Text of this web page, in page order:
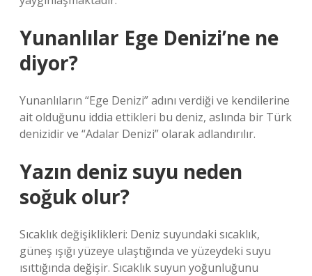
Yunanlılar Ege Denizi’ne ne
diyor?
Yunanlıların “Ege Denizi” adını verdiği ve kendilerine
ait olduğunu iddia ettikleri bu deniz, aslında bir Türk
denizidir ve “Adalar Denizi” olarak adlandırılır.
Yazın deniz suyu neden
soğuk olur?
Sıcaklık değişiklikleri: Deniz suyundaki sıcaklık,
güneş ışığı yüzeye ulaştığında ve yüzeydeki suyu
ısıttığında değişir. Sıcaklık suyun yoğunluğunu